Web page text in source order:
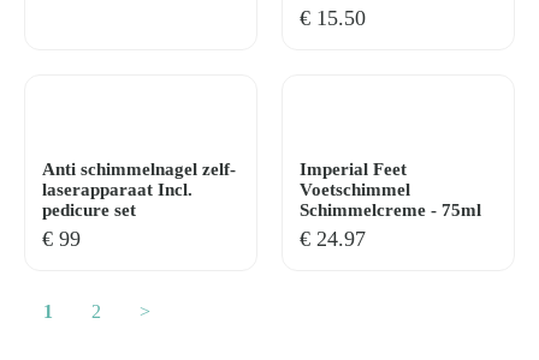
€ 15.50
Anti schimmelnagel zelf-
laserapparaat Incl.
pedicure set
€ 99
Imperial Feet
Voetschimmel
Schimmelcreme - 75ml
€ 24.97
1 2 >